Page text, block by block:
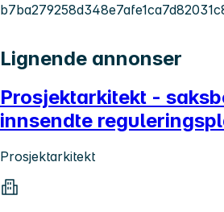
Lignende annonser
Prosjektarkitekt -
innsendte
Prosjektarkitekt